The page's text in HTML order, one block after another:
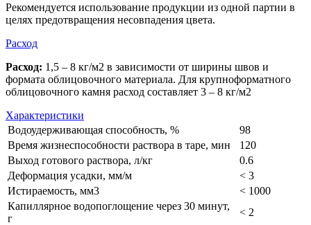
Рекомендуется использование продукции из одной партии в
целях предотвращения несовпадения цвета.
Расход
Расход: 1,5 – 8 кг/м2 в зависимости от ширины швов и
формата облицовочного материала. Для крупноформатного
облицовочного камня расход составляет 3 – 8 кг/м2
Характеристики
Водоудерживающая способность, %
98
Время жизнеспособности раствора в таре, мин
120
Выход готового раствора, л/кг
0.6
Деформация усадки, мм/м
< 3
Истираемость, мм3
< 1000
Капиллярное водопоглощение через 30 минут,
г
< 2